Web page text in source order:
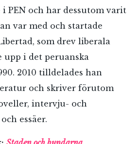
PEN och har dessutom varit
var med och startade
som drev liberala
upp i det peruanska
2010 tilldelades han
och skriver förutom
intervju- och
essäer.